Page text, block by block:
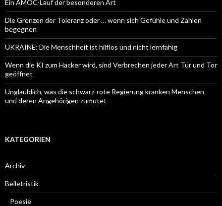
Ein AMOC-Lauf der besonderen Art
Die Grenzen der Toleranz oder … wenn sich Gefühle und Zahlen
begegnen
UKRAINE: Die Menschheit ist hilflos und nicht lernfähig
Wenn die KI zum Hacker wird, sind Verbrechen jeder Art Tür und Tor
geöffnet
Unglaublich, was die schwarz-rote Regierung kranken Menschen
und deren Angehörigen zumutet
KATEGORIEN
Archiv
Belletristik
Poesie